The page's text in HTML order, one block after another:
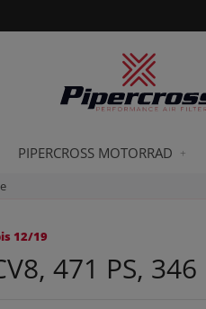
PIPERCROSS MOTORRAD
12/19
471 PS,